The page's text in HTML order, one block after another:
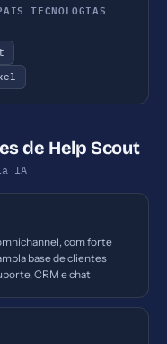
TECNOLOGIAS
de Help Scout
IA
com forte
base de clientes
CRM e chat